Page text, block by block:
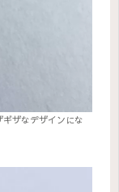
ザなデザインにな